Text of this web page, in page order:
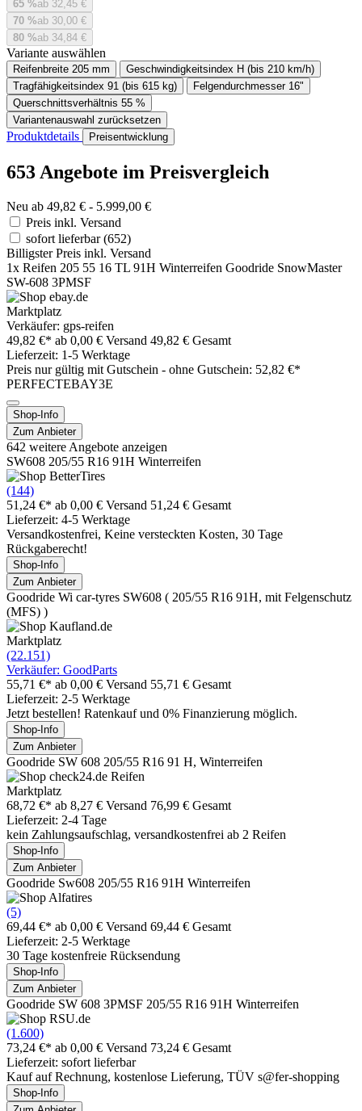
65 %ab 32,45 €
70 %ab 30,00 €
80 %ab 34,84 €
Variante auswählen
Reifenbreite 205 mm Geschwindigkeitsindex H (bis 210 km/h)
Tragfähigkeitsindex 91 (bis 615 kg) Felgendurchmesser 16"
Querschnittsverhältnis 55 %
Variantenauswahl zurücksetzen
Produktdetails Preisentwicklung
653 Angebote im Preisvergleich
Neu ab 49,82 € - 5.999,00 €
Preis inkl. Versand
sofort lieferbar(652)
Billigster Preis inkl. Versand
1x Reifen 205 55 16 TL 91H Winterreifen Goodride SnowMaster
SW-608 3PMSF
Marktplatz
Verkäufer: gps-reifen
49,82 €* ab 0,00 € Versand 49,82 € Gesamt
Lieferzeit: 1-5 Werktage
Preis nur gültig mit Gutschein - ohne Gutschein: 52,82 €*
PERFECTEBAY3E
Shop-Info
Zum Anbieter
642 weitere Angebote anzeigen
SW608 205/55 R16 91H Winterreifen
(144)
51,24 €* ab 0,00 € Versand 51,24 € Gesamt
Lieferzeit: 4-5 Werktage
Versandkostenfrei, Keine versteckten Kosten, 30 Tage
Rückgaberecht!
Shop-Info
Zum Anbieter
Goodride Wi car-tyres SW608 ( 205/55 R16 91H, mit Felgenschutz
(MFS) )
Marktplatz
(22.151)
Verkäufer: GoodParts
55,71 €* ab 0,00 € Versand 55,71 € Gesamt
Lieferzeit: 2-5 Werktage
Jetzt bestellen! Ratenkauf und 0% Finanzierung möglich.
Shop-Info
Zum Anbieter
Goodride SW 608 205/55 R16 91 H, Winterreifen
Marktplatz
68,72 €* ab 8,27 € Versand 76,99 € Gesamt
Lieferzeit: 2-4 Tage
kein Zahlungsaufschlag, versandkostenfrei ab 2 Reifen
Shop-Info
Zum Anbieter
Goodride Sw608 205/55 R16 91H Winterreifen
(5)
69,44 €* ab 0,00 € Versand 69,44 € Gesamt
Lieferzeit: 2-5 Werktage
30 Tage kostenfreie Rücksendung
Shop-Info
Zum Anbieter
Goodride SW 608 3PMSF 205/55 R16 91H Winterreifen
(1.600)
73,24 €* ab 0,00 € Versand 73,24 € Gesamt
Lieferzeit: sofort lieferbar
Kauf auf Rechnung, kostenlose Lieferung, TÜV s@fer-shopping
Shop-Info